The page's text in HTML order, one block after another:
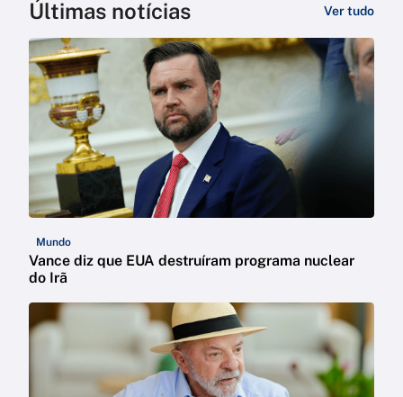
Últimas notícias Ver tudo
Mundo
Vance diz que EUA destruíram programa nuclear
do Irã